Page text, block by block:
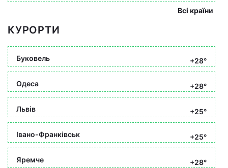
Всі країни
КУРОРТИ
Буковель +28°
Одеса +28°
Львів +25°
Івано-Франківськ +25°
Яремче +28°